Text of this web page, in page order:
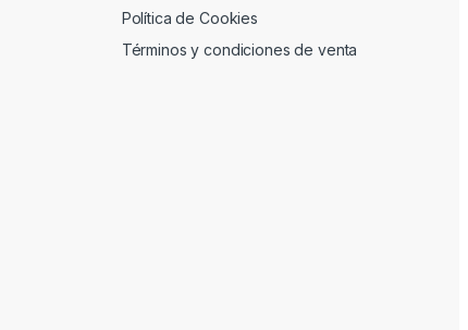
Política de Cookies
Términos y condiciones de venta